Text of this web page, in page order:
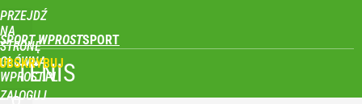
PRZEJDŹ
NA
STRONĘ
GŁÓWNĄ
WPROST.PL
SPORT WPROST
ZALOGUJ
TENIS